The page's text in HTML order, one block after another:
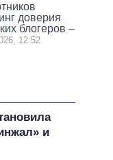
доверия
блогеров –
12:52
и